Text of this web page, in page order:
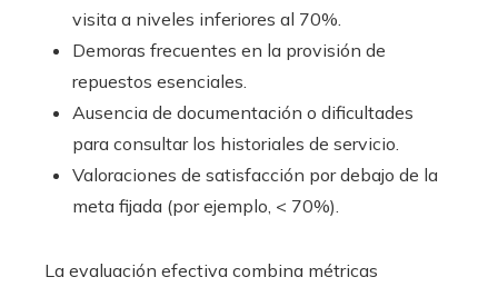
visita a niveles inferiores al 70%.
Demoras frecuentes en la provisión de
repuestos esenciales.
Ausencia de documentación o dificultades
para consultar los historiales de servicio.
Valoraciones de satisfacción por debajo de la
meta fijada (por ejemplo, < 70%).
La evaluación efectiva combina métricas